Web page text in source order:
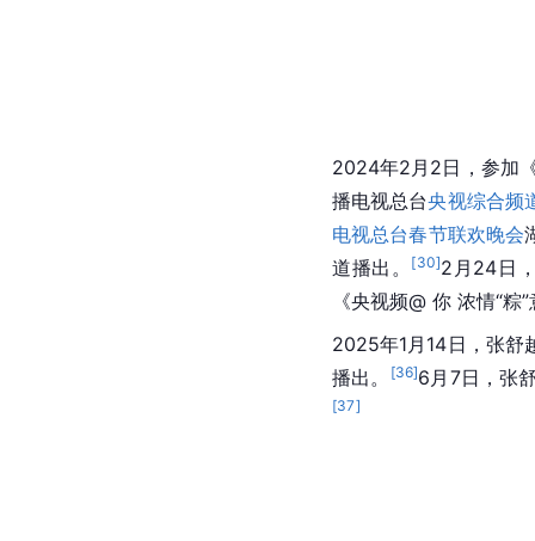
2024年2月2日，参加
播电视总台央视综合频
电视总台春节联欢晚会
道播出。
[30]2月24日
《央视频@ 你 浓情“粽
2025年1月14日，张舒
播出。
[36]6月7日，张
[37]